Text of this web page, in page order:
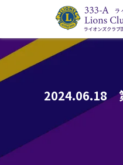
ライオンズクラブ国際協会333-A地区
2024.06.18